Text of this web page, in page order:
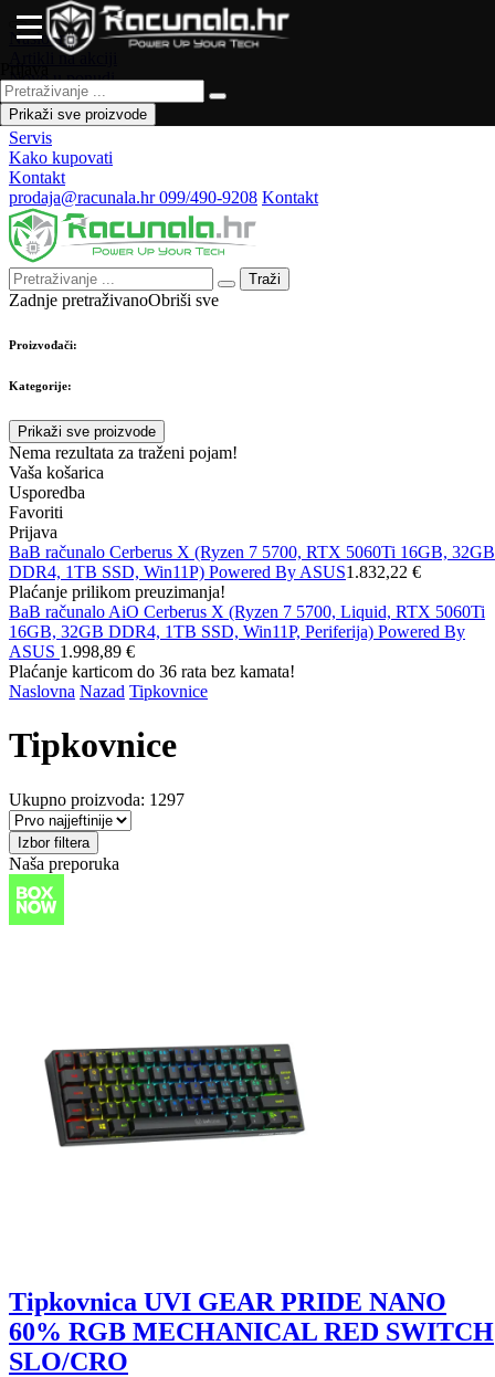
Naslovna
Artikli na akciji
Novo u ponudi
Česta pitanja
Forum
Servis
Kako kupovati
Kontakt
prodaja@racunala.hr099/490-9208 Kontakt
Traži
Zadnje pretraživanoObriši sve
Proizvođači:
Kategorije:
Prikaži sve proizvode
Nema rezultata za traženi pojam!
Vaša košarica
Usporedba
Favoriti
Prijava
Prikaži sve proizvode
BaB računalo Cerberus X (Ryzen 7 5700, RTX 5060Ti 16GB, 32GB
DDR4, 1TB SSD, Win11P) Powered By ASUS1.832,22 €
Plaćanje prilikom preuzimanja!
BaB računalo AiO Cerberus X (Ryzen 7 5700, Liquid, RTX 5060Ti
16GB, 32GB DDR4, 1TB SSD, Win11P, Periferija) Powered By
ASUS 1.998,89 €
Plaćanje karticom do 36 rata bez kamata!
Naslovna Nazad Tipkovnice
Tipkovnice
Ukupno proizvoda: 1297
Izbor filtera
Naša preporuka
Tipkovnica UVI GEAR PRIDE NANO
60% RGB MECHANICAL RED SWITCH
SLO/CRO